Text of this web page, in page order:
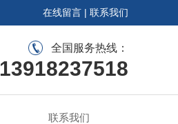
在线留言 | 联系我们
全国服务热线：
13918237518
联系我们